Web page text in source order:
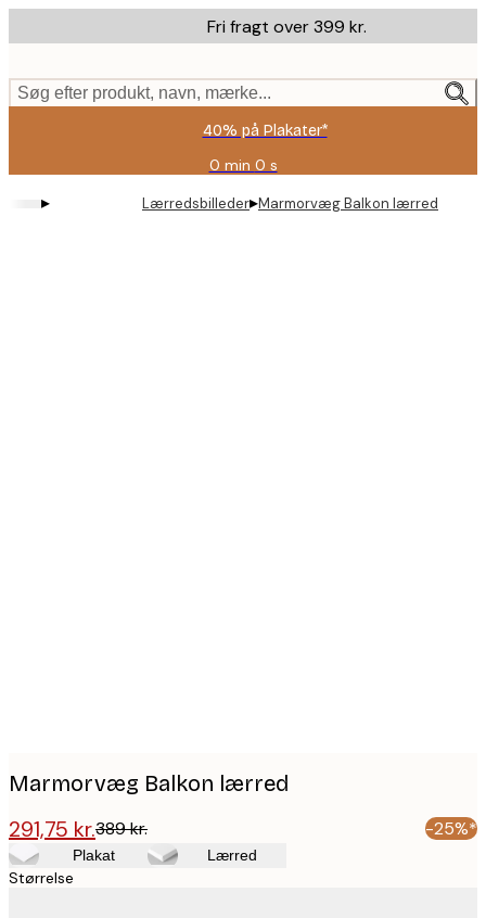
to
content.
Fri fragt over 399 kr.
Søg efter produkt, navn, mærke...
40% på Plakater*
0 min 0 s
Gyldig
indtil:
2026-
▸ Lærredsbilleder▸Marmorvæg Balkon lærred
Marmorvæg Balkon lærred
291,75 kr.389 kr. -25%*
Plakat Lærred
Størrelse